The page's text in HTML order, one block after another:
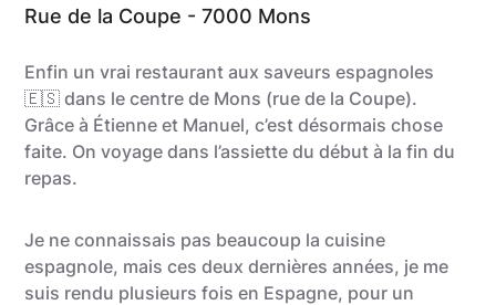
Rue de la Coupe - 7000 Mons
Enfin un vrai restaurant aux saveurs espagnoles
🇪🇸​ dans le centre de Mons (rue de la Coupe).
Grâce à Étienne et Manuel, c’est désormais chose
faite. On voyage dans l’assiette du début à la fin du
repas.
Je ne connaissais pas beaucoup la cuisine
espagnole, mais ces deux dernières années, je me
suis rendu plusieurs fois en Espagne, pour un